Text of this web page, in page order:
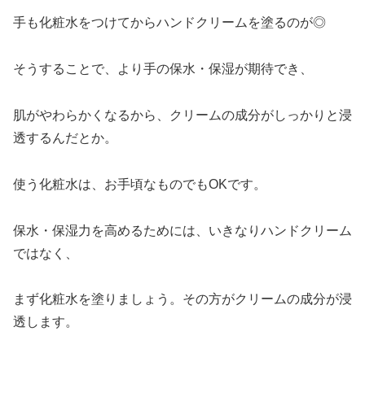
手も化粧水をつけてからハンドクリームを塗るのが◎
そうすることで、より手の保水・保湿が期待でき、
肌がやわらかくなるから、クリームの成分がしっかりと浸
透するんだとか。
使う化粧水は、お手頃なものでもOKです。
保水・保湿力を高めるためには、いきなりハンドクリーム
ではなく、
まず化粧水を塗りましょう。その方がクリームの成分が浸
透します。